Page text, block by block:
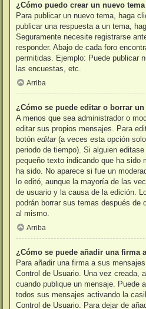
¿Cómo puedo crear un nuevo
Para publicar un nuevo tema, haga
publicar una respuesta a un tema,
Seguramente necesite registrarse
responder. Abajo de cada foro
permitidas. Ejemplo: Puede publicar
las encuestas, etc.
Arriba
¿Cómo se puede editar o borrar
A menos que sea administrador o
editar sus propios mensajes. Para
botón editar(a veces esta opción
periodo de tiempo). Si alguien
pequeño texto indicando que ha sido
ha sido. No aparece si fue un
lo editó, aunque la mayoría de las
de usuario y la causa de la edición.
podrán borrar sus temas después de
al mismo.
Arriba
¿Cómo se puede añadir una firma
Para añadir una firma a sus
Control de Usuario. Una vez creada,
cuando publique un mensaje. Puede
todos sus mensajes activando la
Control de Usuario. Para dejar de